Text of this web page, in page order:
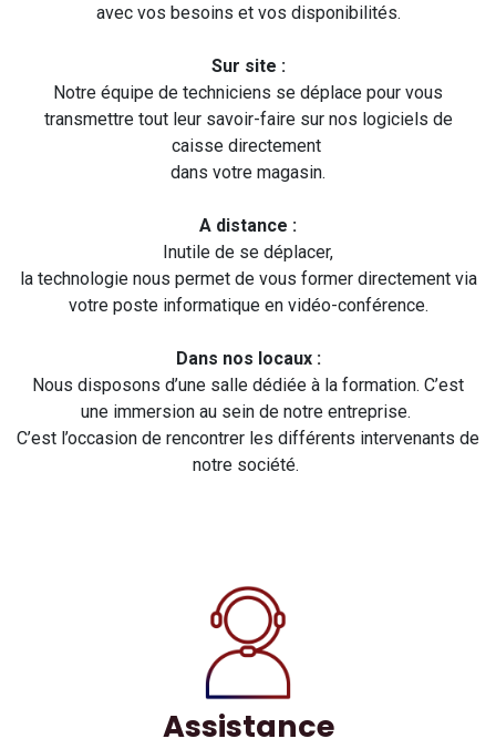
avec vos besoins et vos disponibilités.
Sur site :
Notre équipe de techniciens se déplace pour vous
transmettre tout leur savoir-faire sur nos logiciels de
caisse directement
dans votre magasin.
A distance :
Inutile de se déplacer,
la technologie nous permet de vous former directement via
votre poste informatique en vidéo-conférence.
Dans nos locaux :
Nous disposons d’une salle dédiée à la formation. C’est
une immersion au sein de notre entreprise.
C’est l’occasion de rencontrer les différents intervenants de
notre société.
Assistance